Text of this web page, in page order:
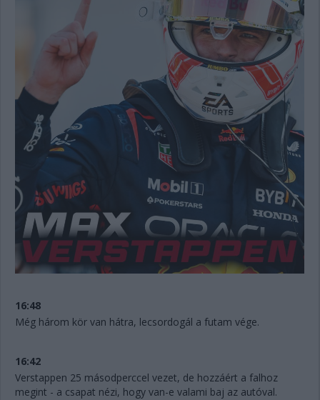
16:48
Még három kör van hátra, lecsordogál a futam vége.
16:42
Verstappen 25 másodperccel vezet, de hozzáért a falhoz
megint - a csapat nézi, hogy van-e valami baj az autóval.